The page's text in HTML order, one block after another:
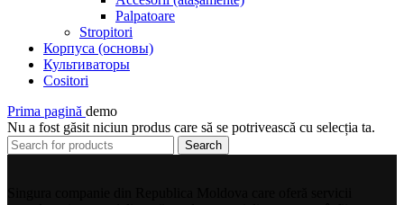
Palpatoare
Stropitori
Корпуса (основы)
Культиваторы
Cositori
Prima pagină demo
Nu a fost găsit niciun produs care să se potrivească cu selecția ta.
Search